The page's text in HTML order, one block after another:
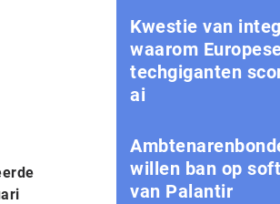
Kwestie van
waarom
techgiganten
ai
willen ban op
van Palantir